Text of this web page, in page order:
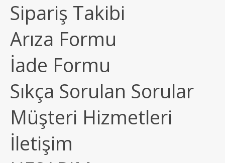
Sipariş Takibi
Arıza Formu
İade Formu
Sıkça Sorulan Sorular
Müşteri Hizmetleri
İletişim